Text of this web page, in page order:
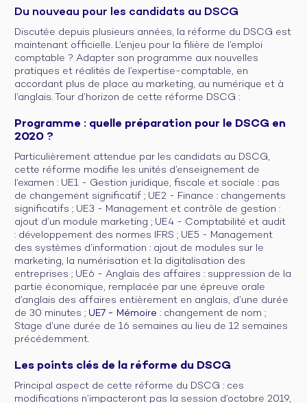
Du nouveau pour les candidats au DSCG
Discutée depuis plusieurs années, la réforme du DSCG est
maintenant officielle. L’enjeu pour la filière de l’emploi
comptable ? Adapter son programme aux nouvelles
pratiques et réalités de l’expertise-comptable, en
accordant plus de place au marketing, au numérique et à
l’anglais. Tour d’horizon de cette réforme DSCG :
Programme : quelle préparation pour le DSCG en
2020 ?
Particulièrement attendue par les candidats au DSCG,
cette réforme modifie les unités d’enseignement de
l’examen : UE1 - Gestion juridique, fiscale et sociale : pas
de changement significatif ; UE2 - Finance : changements
significatifs ; UE3 - Management et contrôle de gestion :
ajout d’un module marketing ; UE4 - Comptabilité et audit
: développement des normes IFRS ; UE5 - Management
des systèmes d’information : ajout de modules sur le
marketing, la numérisation et la digitalisation des
entreprises ; UE6 - Anglais des affaires : suppression de la
partie économique, remplacée par une épreuve orale
d’anglais des affaires entièrement en anglais, d’une durée
de 30 minutes ; UE7 - Mémoire : changement de nom ;
Stage d’une durée de 16 semaines au lieu de 12 semaines
précédemment.
Les points clés de la réforme du DSCG
Principal aspect de cette réforme du DSCG : ces
modifications n’impacteront pas la session d’octobre 2019,